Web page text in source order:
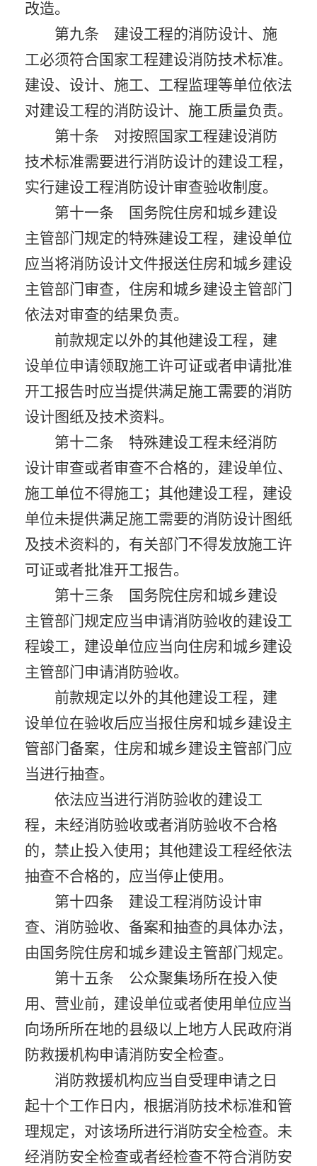
改造。
第九条 建设工程的消防设计、施
工必须符合国家工程建设消防技术标准。
建设、设计、施工、工程监理等单位依法
对建设工程的消防设计、施工质量负责。
第十条 对按照国家工程建设消防
技术标准需要进行消防设计的建设工程，
实行建设工程消防设计审查验收制度。
第十一条 国务院住房和城乡建设
主管部门规定的特殊建设工程，建设单位
应当将消防设计文件报送住房和城乡建设
主管部门审查，住房和城乡建设主管部门
依法对审查的结果负责。
前款规定以外的其他建设工程，建
设单位申请领取施工许可证或者申请批准
开工报告时应当提供满足施工需要的消防
设计图纸及技术资料。
第十二条 特殊建设工程未经消防
设计审查或者审查不合格的，建设单位、
施工单位不得施工；其他建设工程，建设
单位未提供满足施工需要的消防设计图纸
及技术资料的，有关部门不得发放施工许
可证或者批准开工报告。
第十三条 国务院住房和城乡建设
主管部门规定应当申请消防验收的建设工
程竣工，建设单位应当向住房和城乡建设
主管部门申请消防验收。
前款规定以外的其他建设工程，建
设单位在验收后应当报住房和城乡建设主
管部门备案，住房和城乡建设主管部门应
当进行抽查。
依法应当进行消防验收的建设工
程，未经消防验收或者消防验收不合格
的，禁止投入使用；其他建设工程经依法
抽查不合格的，应当停止使用。
第十四条 建设工程消防设计审
查、消防验收、备案和抽查的具体办法，
由国务院住房和城乡建设主管部门规定。
第十五条 公众聚集场所在投入使
用、营业前，建设单位或者使用单位应当
向场所所在地的县级以上地方人民政府消
防救援机构申请消防安全检查。
消防救援机构应当自受理申请之日
起十个工作日内，根据消防技术标准和管
理规定，对该场所进行消防安全检查。未
经消防安全检查或者经检查不符合消防安